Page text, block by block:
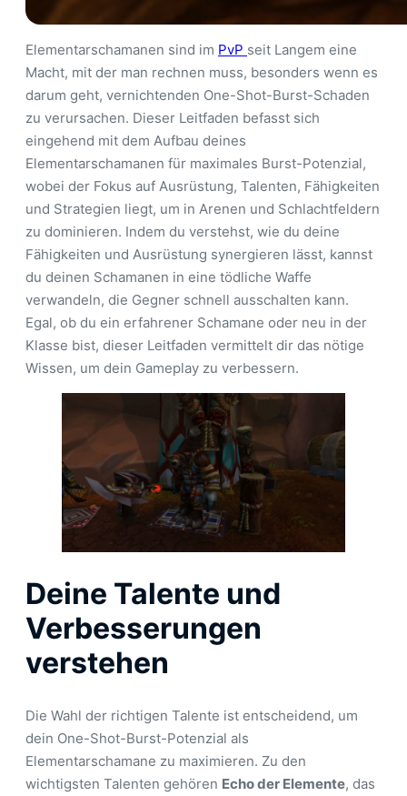
Elementarschamanen sind im PvP seit Langem eine
Macht, mit der man rechnen muss, besonders wenn es
darum geht, vernichtenden One-Shot-Burst-Schaden
zu verursachen. Dieser Leitfaden befasst sich
eingehend mit dem Aufbau deines
Elementarschamanen für maximales Burst-Potenzial,
wobei der Fokus auf Ausrüstung, Talenten, Fähigkeiten
und Strategien liegt, um in Arenen und Schlachtfeldern
zu dominieren. Indem du verstehst, wie du deine
Fähigkeiten und Ausrüstung synergieren lässt, kannst
du deinen Schamanen in eine tödliche Waffe
verwandeln, die Gegner schnell ausschalten kann.
Egal, ob du ein erfahrener Schamane oder neu in der
Klasse bist, dieser Leitfaden vermittelt dir das nötige
Wissen, um dein Gameplay zu verbessern.
Deine Talente und
Verbesserungen
verstehen
Die Wahl der richtigen Talente ist entscheidend, um
dein One-Shot-Burst-Potenzial als
Elementarschamane zu maximieren. Zu den
wichtigsten Talenten gehören Echo der Elemente, das